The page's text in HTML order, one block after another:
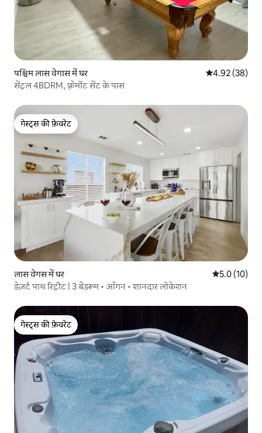
पश्चिम लास वेगास में घर औसत रेटिंग 5 में
4.92 (38)
सेंट्रल 4BDRM, फ़्रेमोंट सेंट के पास
गेस्ट्स की फ़ेवरेट
गेस्ट्स की फ़ेवरेट
लास वेगस में घर औसत रेटिंग 5
5.0 (10)
डेज़र्ट पाथ रिट्रीट | 3 बेडरूम • आँगन • शानदार लोकेशन
गेस्ट्स की फ़ेवरेट
गेस्ट्स की फ़ेवरेट